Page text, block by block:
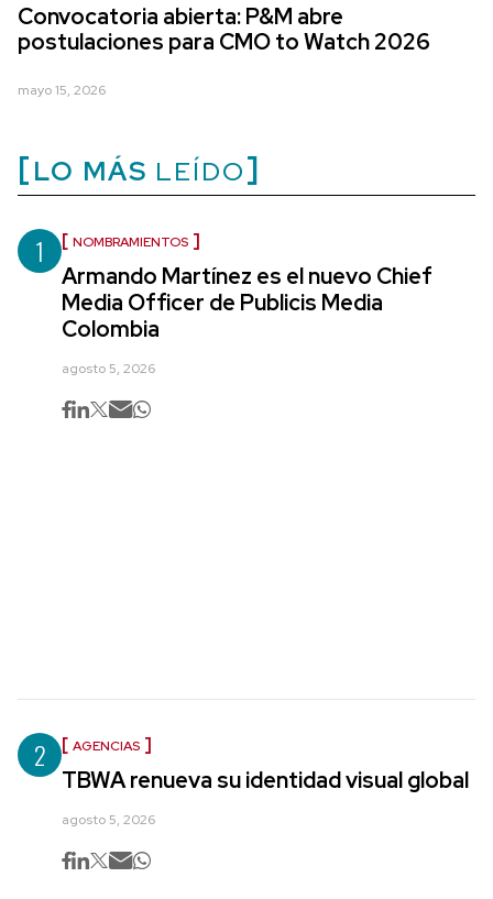
Convocatoria abierta: P&M abre
postulaciones para CMO to Watch 2026
mayo 15, 2026
LO MÁS LEÍDO
1 NOMBRAMIENTOS
Armando Martínez es el nuevo Chief
Media Officer de Publicis Media
Colombia
agosto 5, 2026
2 AGENCIAS
TBWA renueva su identidad visual global
agosto 5, 2026